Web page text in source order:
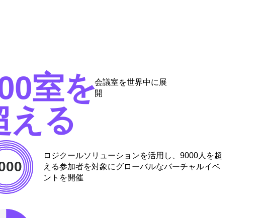
室を
える
会議室を世界中に展
開
ロジクールソリューションを活用し、9000人を超
える参加者を対象にグローバルなバーチャルイベ
ントを開催